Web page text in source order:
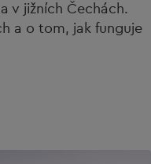
v jižních Čechách.
a o tom, jak funguje